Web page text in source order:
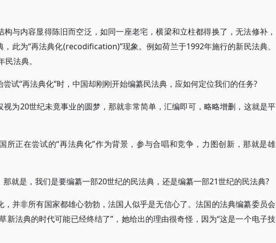
构与内容显得陈旧而空泛，如同一座老宅，横梁和立柱都得换了，无法修补，
此为“再法典化(recodification)”现象。例如荷兰于1992年施行的新民法典、
法典。
试“再法典化”时，中国却刚刚开始编纂民法典，应如何定位我们的任务?
视为20世纪未竟事业的圆梦，那就非常简单，汇编即可，略略增删，这就是平
所正在尝试的“再法典化”作为背景，参与合唱和竞争，力图创新，那就是雄
那就是，我们是要编纂一部20世纪的民法典，还是编纂一部21世纪的民法典?
，并非所有国家都雄心勃勃，法国人似乎是无信心了。法国的法典编纂委员会
新法典的时代可能已经终结了”，她给出的理由很奇怪，因为“这是一个电子技